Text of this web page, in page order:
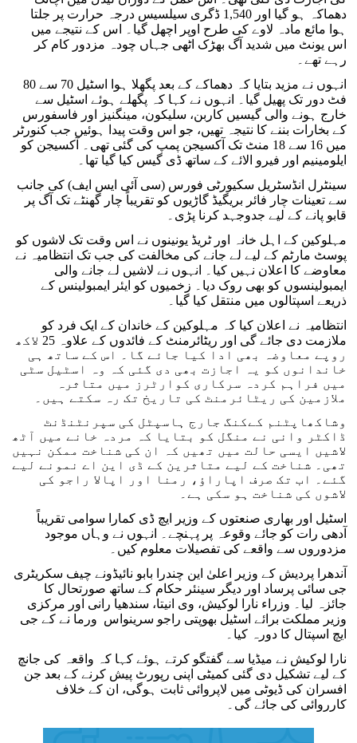
دھماکہ ہو گیا اور 1,540 ڈگری سیلسیس درجہ حرارت پر جلتا
ہوا مائع مادہ لاوے کی طرح اوپر اچھل گیا۔ اس کے نتیجے میں
اس یونٹ میں شدید آگ بھڑک اٹھی جہاں چودہ مزدور کام کر
رہے تھے۔
انہوں نے مزید بتایا کہ دھماکے کے بعد پگھلا ہوا اسٹیل 70 سے 80
فٹ دور تک پھیل گیا۔ انہوں نے کہا کہ پگھلے ہوئے اسٹیل سے
خارج ہونے والی گیسیں کاربن، سلیکون، مینگنیز اور فاسفورس
کے بخارات بننے کا نتیجہ تھیں، جو اس وقت پیدا ہوئیں جب کنورٹر
میں 16 سے 18 منٹ تک آکسیجن پمپ کی گئی تھی۔ آکسیجن کو
ایلومینیم اور فیرو الائے کے ساتھ ڈی گیس کیا گیا تھا۔
سینٹرل انڈسٹریل سکیورٹی فورس (سی آئی ایس ایف) کی جانب
سے تعینات چار فائر بریگیڈ گاڑیوں کو تقریباً چار گھنٹے تک آگ پر
قابو پانے کے لیے جدوجہد کرنا پڑی۔
مہلوکین کے اہل خانہ اور ٹریڈ یونینوں نے اس وقت تک لاشوں کو
پوسٹ مارٹم کے لیے لے جانے کی مخالفت کی جب تک انتظامیہ نے
معاوضے کا اعلان نہیں کیا۔ انہوں نے لاشیں لے جانے والی
ایمبولینسوں کو بھی روک دیا۔ زخمیوں کو ایئر ایمبولینس کے
ذریعے اسپتالوں میں منتقل کیا گیا۔
انتظامیہ نے اعلان کیا کہ مہلوکین کے خاندان کے ایک فرد کو
ملازمت دی جائے گی اور ریٹائرمنٹ کے فائدوں کے علاوہ 25 لاکھ
روپے معاوضہ بھی ادا کیا جائے گا۔ اس کے ساتھ ہی
خاندانوں کو یہ اجازت بھی دی گئی کہ وہ اسٹیل سٹی
میں فراہم کردہ سرکاری کوارٹرز میں متاثرہ
ملازمین کی ریٹائرمنٹ کی تاریخ تک رہ سکتے ہیں۔
وشاکھاپٹنم کےکنگ جارج ہاسپٹل کی سپرنٹنڈنٹ
ڈاکٹر وانی نے منگل کو بتایا کہ مردہ خانے میں آٹھ
لاشیں ایسی حالت میں تھیں کہ ان کی شناخت ممکن نہیں
تھی۔ شناخت کے لیے متاثرین کے ڈی این اے نمونے لیے
گئے۔ اب تک صرف اپاراؤ، رمنا اور اپالا راجو کی
لاشوں کی شناخت ہو سکی ہے۔
اسٹیل اور بھاری صنعتوں کے وزیر ایچ ڈی کمارا سوامی تقریباً
آدھی رات کو جائے وقوعہ پر پہنچے۔ انہوں نے وہاں موجود
مزدوروں سے واقعے کی تفصیلات معلوم کیں۔
آندھرا پردیش کے وزیر اعلیٰ این چندرا بابو نائیڈونے چیف سکریٹری
جی سائی پرساد اور دیگر سینئر حکام کے ساتھ صورتحال کا
جائزہ لیا۔ وزراء نارا لوکیش، وی انیتا، سندھیا رانی اور مرکزی
وزیر مملکت برائے اسٹیل بھوپتی راجو سرینواس ورما نے کے جی
ایچ اسپتال کا دورہ کیا۔
نارا لوکیش نے میڈیا سے گفتگو کرتے ہوئے کہا کہ واقعہ کی جانچ
کے لیے تشکیل دی گئی کمیٹی اپنی رپورٹ پیش کرنے کے بعد جن
افسران کی ڈیوٹی میں لاپروائی ثابت ہوگی، ان کے خلاف
کارروائی کی جائے گی۔